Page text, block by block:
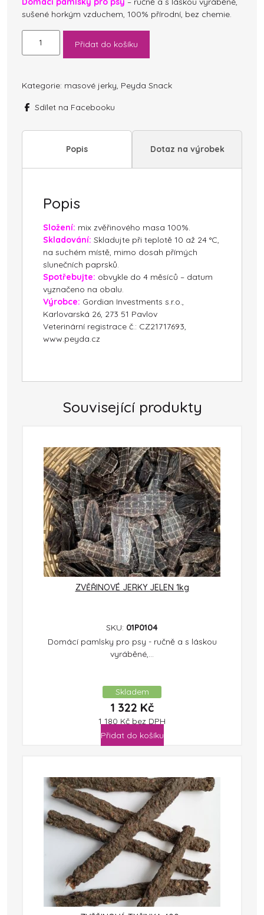
sušené horkým vzduchem, 100% přírodní, bez chemie.
JERKY
množství
Přidat do košíku
Kategorie: masové jerky, Peyda Snack
Sdílet na Facebooku
Popis Dotaz na výrobek
Popis
Složení: mix zvěřinového masa 100%.
Skladování: Skladujte při teplotě 10 až 24 °C,
na suchém místě, mimo dosah přímých
slunečních paprsků.
Spotřebujte: obvykle do 4 měsíců – datum
vyznačeno na obalu.
Výrobce: Gordian Investments s.r.o.,
Karlovarská 26, 273 51 Pavlov
Veterinární registrace č.: CZ21717693,
www.peyda.cz
Související produkty
ZVĚŘINOVÉ JERKY JELEN 1kg
SKU: 01P0104
Domácí pamlsky pro psy - ručně a s láskou
vyráběné,...
Skladem
1 322 Kč
1 180 Kč bez DPH
Přidat do košíku